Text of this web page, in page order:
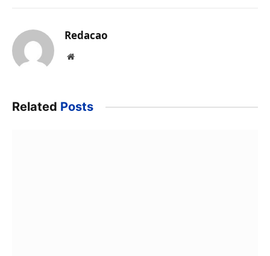
Redacao
Website
Related Posts